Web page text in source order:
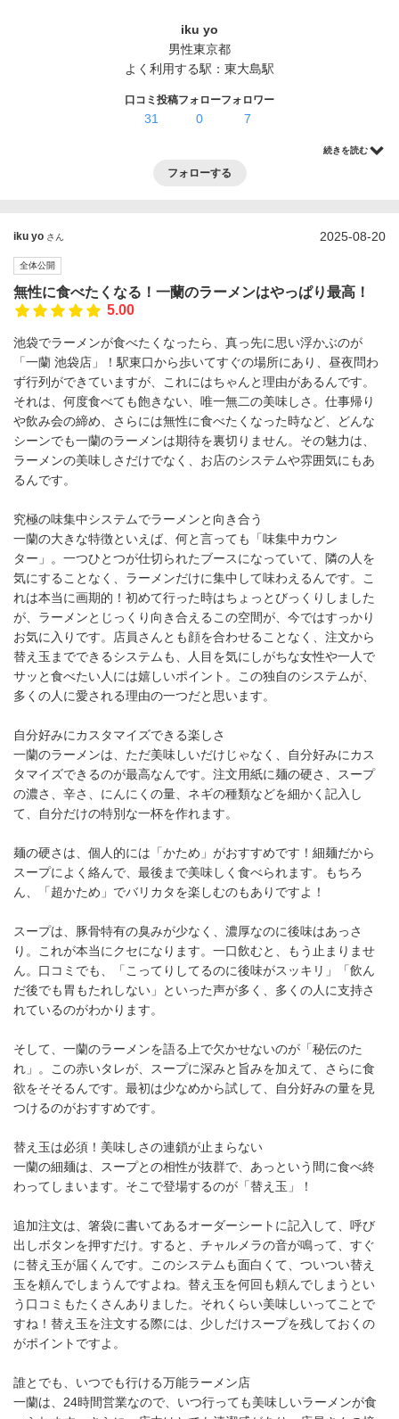
iku yo
男性東京都
よく利用する駅： 東大島駅
口コミ投稿
31
フォロー
0
フォロワー
7
続きを読む
フォローする
iku yo さん 2025-08-20
全体公開
無性に食べたくなる！一蘭のラーメンはやっぱり最高！
5.00
池袋でラーメンが食べたくなったら、真っ先に思い浮かぶのが
「一蘭 池袋店」！駅東口から歩いてすぐの場所にあり、昼夜問わ
ず行列ができていますが、これにはちゃんと理由があるんです。
それは、何度食べても飽きない、唯一無二の美味しさ。仕事帰り
や飲み会の締め、さらには無性に食べたくなった時など、どんな
シーンでも一蘭のラーメンは期待を裏切りません。その魅力は、
ラーメンの美味しさだけでなく、お店のシステムや雰囲気にもあ
るんです。
究極の味集中システムでラーメンと向き合う
一蘭の大きな特徴といえば、何と言っても「味集中カウン
ター」。一つひとつが仕切られたブースになっていて、隣の人を
気にすることなく、ラーメンだけに集中して味わえるんです。こ
れは本当に画期的！初めて行った時はちょっとびっくりしました
が、ラーメンとじっくり向き合えるこの空間が、今ではすっかり
お気に入りです。店員さんとも顔を合わせることなく、注文から
替え玉までできるシステムも、人目を気にしがちな女性や一人で
サッと食べたい人には嬉しいポイント。この独自のシステムが、
多くの人に愛される理由の一つだと思います。
自分好みにカスタマイズできる楽しさ
一蘭のラーメンは、ただ美味しいだけじゃなく、自分好みにカス
タマイズできるのが最高なんです。注文用紙に麺の硬さ、スープ
の濃さ、辛さ、にんにくの量、ネギの種類などを細かく記入し
て、自分だけの特別な一杯を作れます。
麺の硬さは、個人的には「かため」がおすすめです！細麺だから
スープによく絡んで、最後まで美味しく食べられます。もちろ
ん、「超かため」でバリカタを楽しむのもありですよ！
スープは、豚骨特有の臭みが少なく、濃厚なのに後味はあっさ
り。これが本当にクセになります。一口飲むと、もう止まりませ
ん。口コミでも、「こってりしてるのに後味がスッキリ」「飲ん
だ後でも胃もたれしない」といった声が多く、多くの人に支持さ
れているのがわかります。
そして、一蘭のラーメンを語る上で欠かせないのが「秘伝のた
れ」。この赤いタレが、スープに深みと旨みを加えて、さらに食
欲をそそるんです。最初は少なめから試して、自分好みの量を見
つけるのがおすすめです。
替え玉は必須！美味しさの連鎖が止まらない
一蘭の細麺は、スープとの相性が抜群で、あっという間に食べ終
わってしまいます。そこで登場するのが「替え玉」！
追加注文は、箸袋に書いてあるオーダーシートに記入して、呼び
出しボタンを押すだけ。すると、チャルメラの音が鳴って、すぐ
に替え玉が届くんです。このシステムも面白くて、ついつい替え
玉を頼んでしまうんですよね。替え玉を何回も頼んでしまうとい
う口コミもたくさんありました。それくらい美味しいってことで
すね！替え玉を注文する際には、少しだけスープを残しておくの
がポイントですよ。
誰とでも、いつでも行ける万能ラーメン店
一蘭は、24時間営業なので、いつ行っても美味しいラーメンが食